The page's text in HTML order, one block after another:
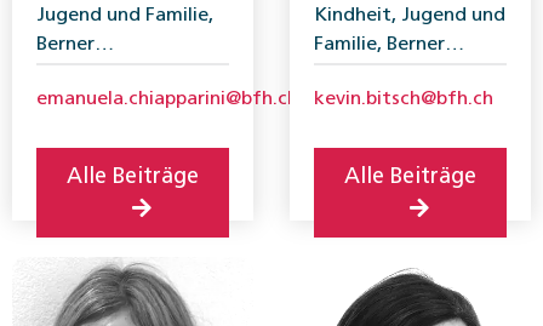
Jugend und Familie,
Berner
emanuela.chiapparini@bfh.ch
Alle Beiträge
Kindheit, Jugend und
Familie, Berner
kevin.bitsch@bfh.ch
Alle Beiträge